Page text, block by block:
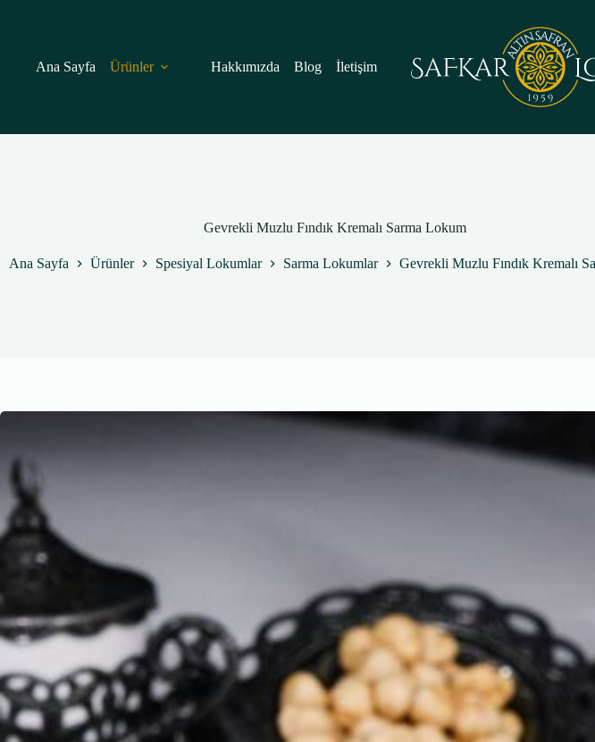
Ana Sayfa
Ürünler Hakkımızda Blog İletişim
Gevrekli Muzlu Fındık Kremalı Sarma Lokum
Ana Sayfa Ürünler Spesiyal Lokumlar Sarma Lokumlar Gevrekli Muzlu Fındık Kremalı